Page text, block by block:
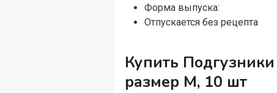
Форма выпуска:
Отпускается без рецепта
Купить
размер M, 10 шт